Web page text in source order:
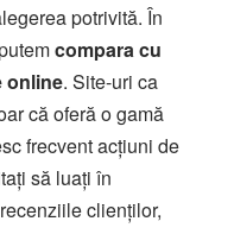
potrivită. În
compara cu
online. Site-uri ca
că oferă o gamă
frecvent acțiuni de
să luați în
clienților,